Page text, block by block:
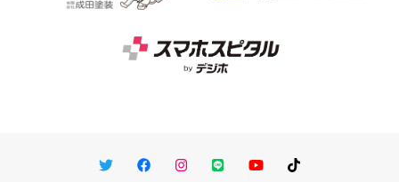
TwitterFacebookInstagram
LINE You TubeTikTok